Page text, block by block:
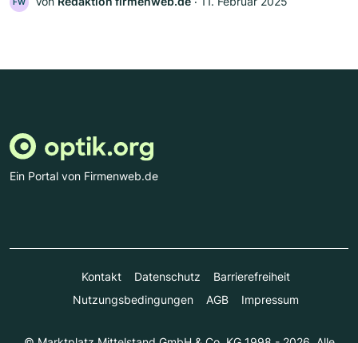
FW
Ein Portal von Firmenweb.de
Kontakt Datenschutz
Barrierefreiheit
Nutzungsbedingungen
AGB Impressum